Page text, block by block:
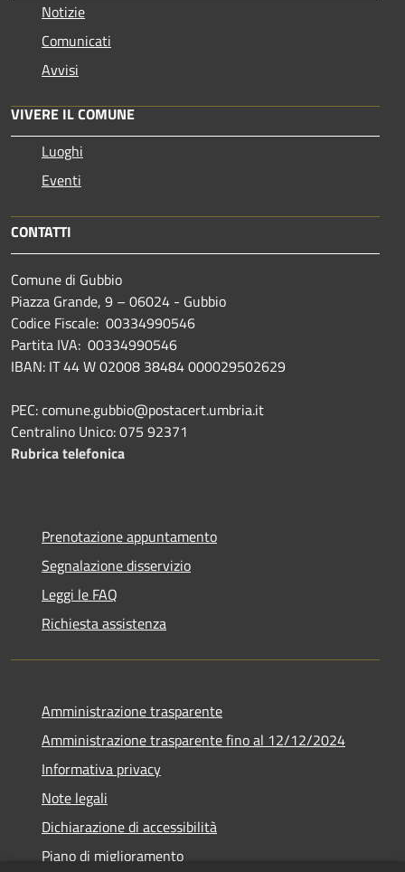
Notizie
Comunicati
Avvisi
VIVERE IL COMUNE
Luoghi
Eventi
CONTATTI
Comune di Gubbio
Piazza Grande, 9 – 06024 - Gubbio
Codice Fiscale: 00334990546
Partita IVA: 00334990546
IBAN: IT 44 W 02008 38484 000029502629
PEC: comune.gubbio@postacert.umbria.it
Centralino Unico: 075 92371
Rubrica telefonica
Prenotazione appuntamento
Segnalazione disservizio
Leggi le FAQ
Richiesta assistenza
Amministrazione trasparente
Amministrazione trasparente fino al 12/12/2024
Informativa privacy
Note legali
Dichiarazione di accessibilità
Piano di miglioramento